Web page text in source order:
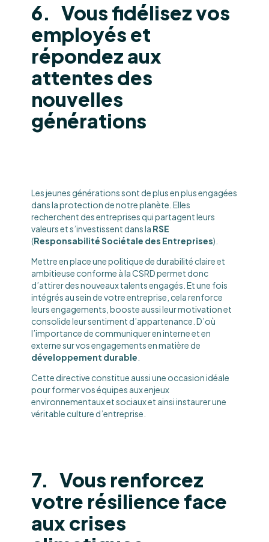
6. Vous fidélisez vos
employés et
répondez aux
attentes des
nouvelles
générations
Les jeunes générations sont de plus en plus engagées
dans la protection de notre planète. Elles
recherchent des entreprises qui partagent leurs
valeurs et s’investissent dans la RSE
(Responsabilité Sociétale des Entreprises).
Mettre en place une politique de durabilité claire et
ambitieuse conforme à la CSRD permet donc
d’attirer des nouveaux talents engagés. Et une fois
intégrés au sein de votre entreprise, cela renforce
leurs engagements, booste aussi leur motivation et
consolide leur sentiment d’appartenance. D’où
l’importance de communiquer en interne et en
externe sur vos engagements en matière de
développement durable
Cette directive constitue aussi une occasion idéale
pour former vos équipes aux enjeux
environnementaux et sociaux et ainsi instaurer une
véritable culture d’entreprise.
7. Vous renforcez
votre résilience face
aux crises